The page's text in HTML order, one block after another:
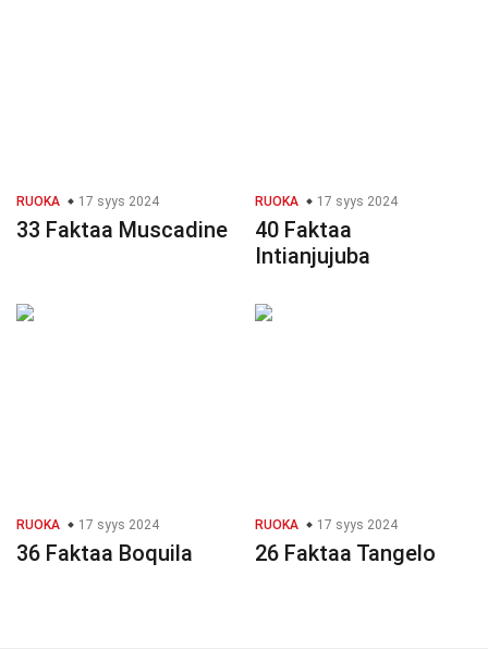
RUOKA 17 syys 2024
33 Faktaa Muscadine
RUOKA 17 syys 2024
40 Faktaa
Intianjujuba
RUOKA 17 syys 2024
36 Faktaa Boquila
RUOKA 17 syys 2024
26 Faktaa Tangelo